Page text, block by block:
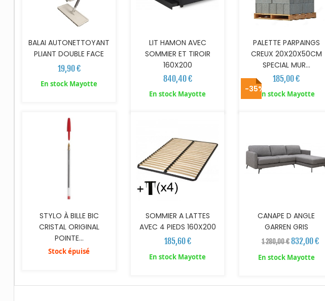
BALAI AUTONETTOYANT
PLIANT DOUBLE FACE
19,90 €
En stock Mayotte
LIT HAMON AVEC
SOMMIER ET TIROIR
160X200
840,40 €
En stock Mayotte
PALETTE PARPAINGS
CREUX 20X20X50CM
SPECIAL MUR...
185,00 €
En stock Mayotte
STYLO À BILLE BIC
CRISTAL ORIGINAL
POINTE...
Stock épuisé
AJOUTER AU PANIER
SOMMIER A LATTES
AVEC 4 PIEDS 160X200
185,60 €
En stock Mayotte
-35% AJOUTER AU PANIER
CANAPE D ANGLE
GARREN GRIS
1 280,00 € 832,00 €
En stock Mayotte